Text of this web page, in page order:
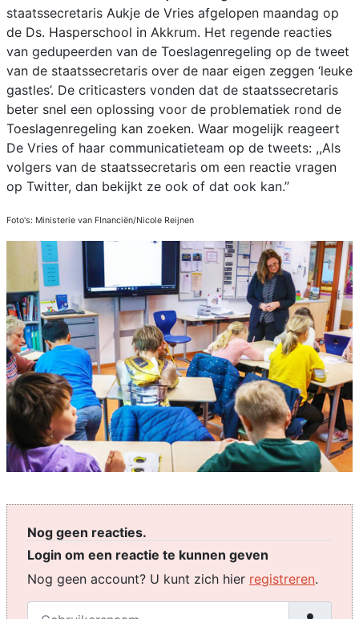
staatssecretaris Aukje de Vries afgelopen maandag op
de Ds. Hasperschool in Akkrum. Het regende reacties
van gedupeerden van de Toeslagenregeling op de tweet
van de staatssecretaris over de naar eigen zeggen ‘leuke
gastles’. De criticasters vonden dat de staatssecretaris
beter snel een oplossing voor de problematiek rond de
Toeslagenregeling kan zoeken. Waar mogelijk reageert
De Vries of haar communicatieteam op de tweets: ,,Als
volgers van de staatssecretaris om een reactie vragen
op Twitter, dan bekijkt ze ook of dat ook kan.’’
Foto's: Ministerie van FInanciën/Nicole Reijnen
Nog geen reacties.
Login om een reactie te kunnen geven
Nog geen account? U kunt zich hier registreren.